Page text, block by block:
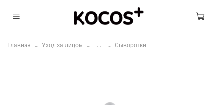
Главная Уход за лицом ... Сыворотки